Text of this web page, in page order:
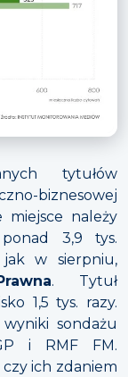
tytułów
biznesowej
miejsce należy
3,9 tys.
w sierpniu,
. Tytuł
1,5 tys. razy.
sondażu
i RMF FM.
ich zdaniem